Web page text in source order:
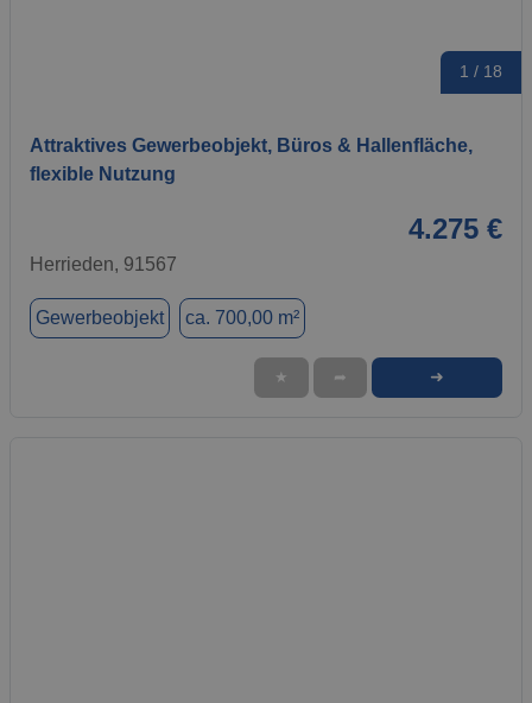
1 / 18
Attraktives Gewerbeobjekt, Büros & Hallenfläche,
flexible Nutzung
4.275 €
Herrieden, 91567
Gewerbeobjekt ca. 700,00 m²
★ ➦ ➜